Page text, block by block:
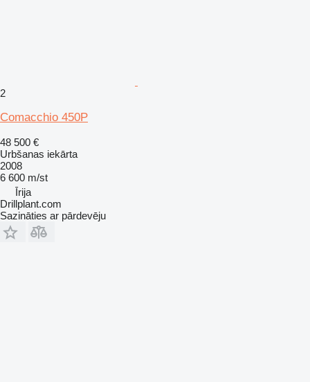
2
Comacchio 450P
48 500 €
Urbšanas iekārta
2008
6 600 m/st
Īrija
Drillplant.com
Sazināties ar pārdevēju